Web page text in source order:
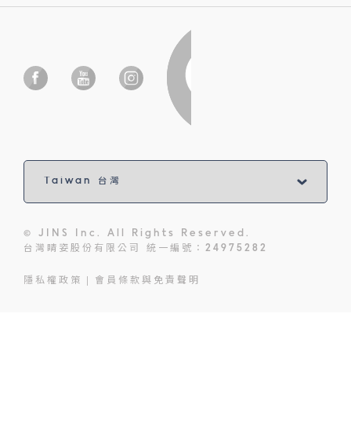
© JINS Inc. All Rights Reserved.
台灣睛姿股份有限公司 統一編號：24975282
隱私權政策 會員條款與免責聲明